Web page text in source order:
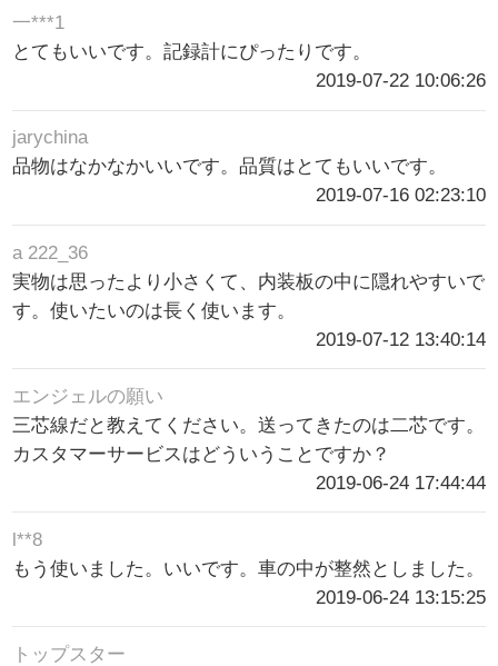
一***1
とてもいいです。記録計にぴったりです。
2019-07-22 10:06:26
jarychina
品物はなかなかいいです。品質はとてもいいです。
2019-07-16 02:23:10
a 222_36
実物は思ったより小さくて、内装板の中に隠れやすいで
す。使いたいのは長く使います。
2019-07-12 13:40:14
エンジェルの願い
三芯線だと教えてください。送ってきたのは二芯です。
カスタマーサービスはどういうことですか？
2019-06-24 17:44:44
l**8
もう使いました。いいです。車の中が整然としました。
2019-06-24 13:15:25
トップスター